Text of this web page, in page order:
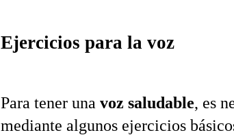
Ejercicios para la voz
Para tener una voz saludable, es
mediante algunos ejercicios